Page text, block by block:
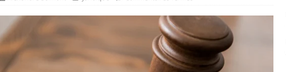
[ août 6, 2026 ] Les règles du droit d’auteur que chaque créateur doit connaître DROIT